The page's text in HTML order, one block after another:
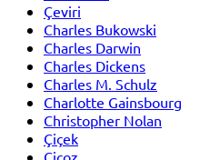
Çeviri
Charles Bukowski
Charles Darwin
Charles Dickens
Charles M. Schulz
Charlotte Gainsbourg
Christopher Nolan
Çiçek
Cicoz